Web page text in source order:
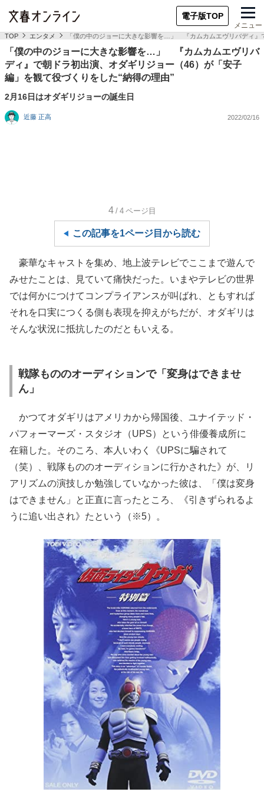
電子版TOP
メニュー
TOP エンタメ 「僕の中のジョーに大きな影響を…」 『カムカムエヴリバディ』
「僕の中のジョーに大きな影響を…」 『カムカムエヴリバ
ディ』で朝ドラ初出演、オダギリジョー（46）が「安子
編」を観て役づくりをした“納得の理由”
2月16日はオダギリジョーの誕生日
近藤 正高 2022/02/16
4 /4 ページ目
この記事を1ページ目から読む
豪華なキャストを集め、地上波テレビでここまで遊んで
みせたことは、見ていて痛快だった。いまやテレビの世界
では何かにつけてコンプライアンスが叫ばれ、ともすれば
それを口実につくる側も表現を抑えがちだが、オダギリは
そんな状況に抵抗したのだともいえる。
戦隊もののオーディションで「変身はできませ
ん」
かつてオダギリはアメリカから帰国後、ユナイテッド・
パフォーマーズ・スタジオ（UPS）という俳優養成所に
在籍した。そのころ、本人いわく《UPSに騙されて
（笑）、戦隊もののオーディションに行かされた》が、リ
アリズムの演技しか勉強していなかった彼は、「僕は変身
はできません」と正直に言ったところ、《引きずられるよ
うに追い出され》たという（※5）。